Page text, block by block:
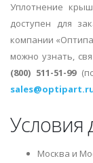
Уплотнение
доступен для
компании
можно узнать,
(800) 511-51-99(по
Условия
Москва и